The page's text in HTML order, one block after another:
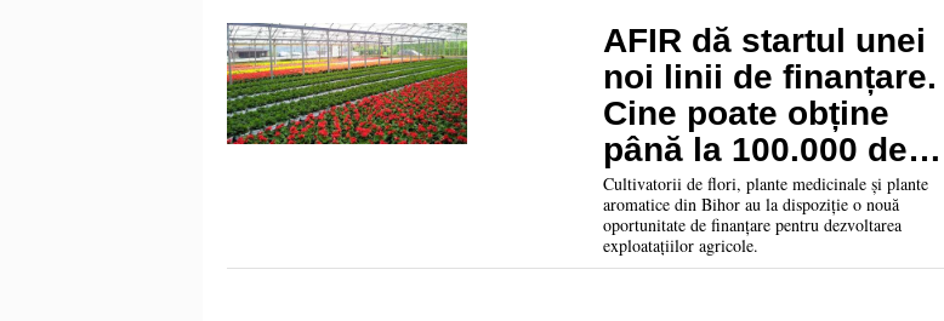
AFIR dă startul unei
noi linii de finanțare.
Cine poate obține
până la 100.000 de
euro
Cultivatorii de flori, plante medicinale și plante
aromatice din Bihor au la dispoziție o nouă
oportunitate de finanțare pentru dezvoltarea
exploatațiilor agricole.